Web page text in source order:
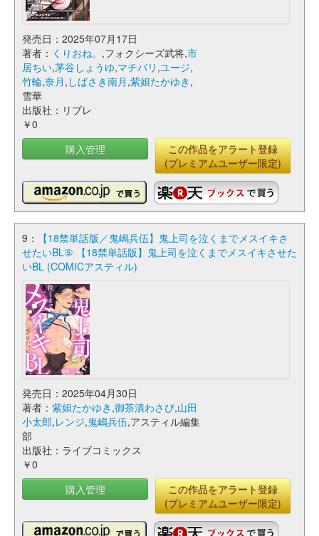
発売日：2025年07月17日
著者： くりおね。 ,フォクシーズ武将,市
居ちい,茅谷しょうゆ,マチバリ ,ユージ,
竹輪,奈月 , しばさき南月 ,紫妲たかゆき ,
雪華
出版社：リブレ
￥0
購入管理
この作品をアラート登録
(プレミアムユーザー限定)
9：
【18禁単話版／鬼嶋兵伍】鬼上司を泣くまでメスイキさ
せたいBL⑤ 【18禁単話版】鬼上司を泣くまでメスイキさせた
いBL (COMICアスティル)
発売日：2025年04月30日
著者： 紫妲たかゆき ,御茶漬わさび,山田
小太郎,レンジ,鬼嶋兵伍,アスティル編集
部
出版社：ライブコミックス
￥0
購入管理
この作品をアラート登録
(プレミアムユーザー限定)